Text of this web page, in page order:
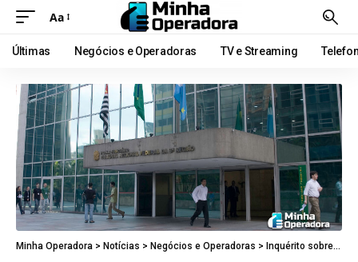
Aa
Últimas Negócios e Operadoras TV e Streaming
Minha Operadora > Notícias > Negócios e Operadoras > Inquérito sobre a Oi no caso Lulinha permanecerá em São Paulo